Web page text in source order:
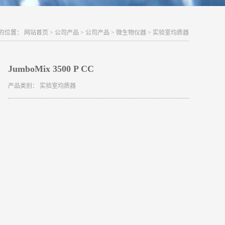
位置： 网站首页 > 公司产品 > 公司产品 > 微生物仪器 > 实验室均质器
JumboMix 3500 P CC
产品类别： 实验室均质器